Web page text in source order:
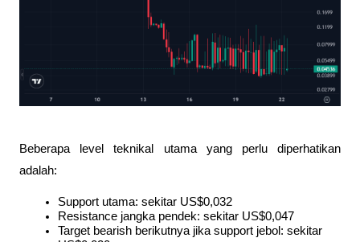
Beberapa level teknikal utama yang perlu diperhatikan
adalah:
Support utama: sekitar US$0,032
Resistance jangka pendek: sekitar US$0,047
Target bearish berikutnya jika support jebol: sekitar